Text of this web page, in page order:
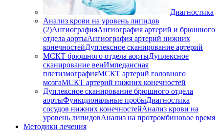
Диагностика
Анализ крови на уровень липидов
(2)АнгиографияАнгиография артерий и брюшного
отдела аортыАнгиография артерий нижних
конечностейДуплексное сканирование артерий
МСКТ брюшного отдела аортыДуплексное
сканирование венИмпедансная
плетизмографияМСКТ артерий головного
мозгаМСКТ артерий нижних конечностей
Дуплексное сканирование брюшного отдела
аортыФункциональные пробыДиагностика
сосудов нижних конечностейАнализ крови на
уровень липидовАнализ на протромбиновое время
Методики лечения